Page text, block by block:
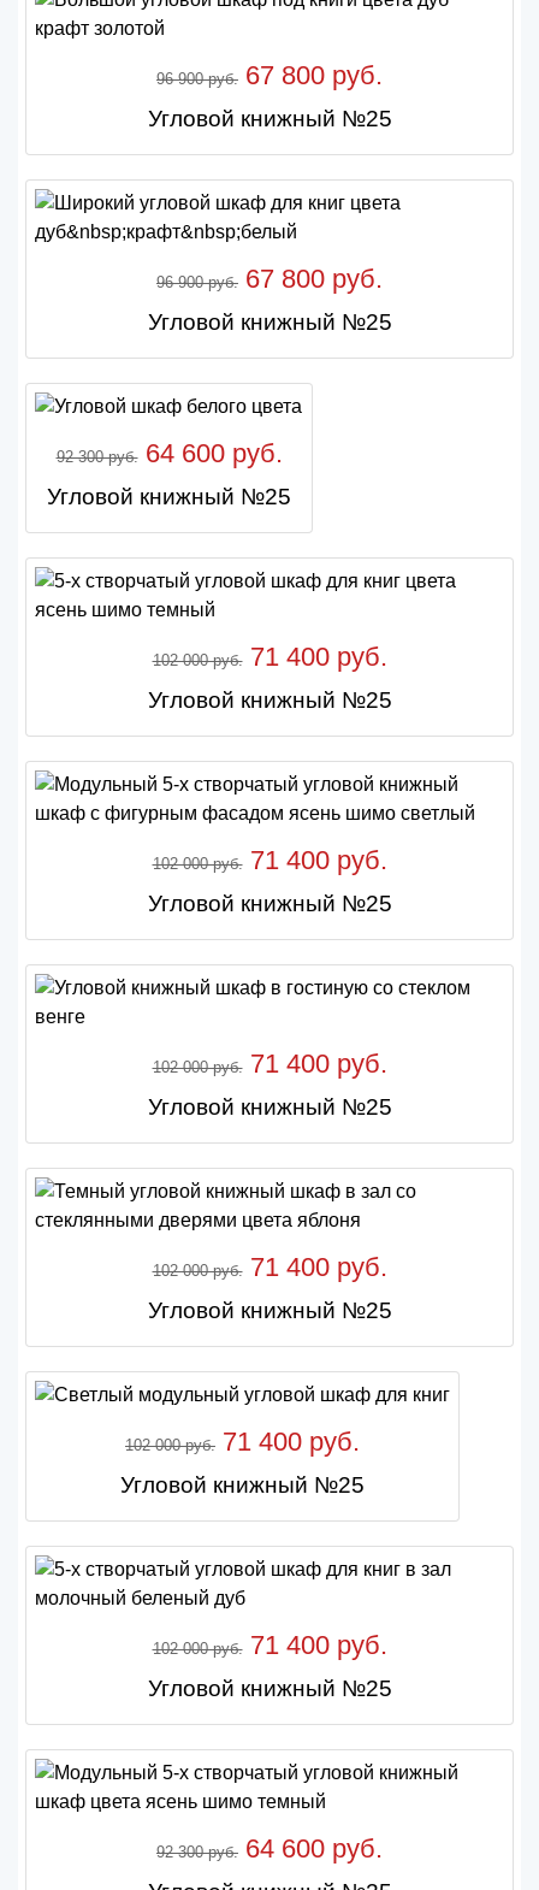
96 900 руб. 67 800 руб.
Угловой книжный №25
96 900 руб. 67 800 руб.
Угловой книжный №25
92 300 руб.64 600 руб.
Угловой книжный №25
102 000 руб.71 400 руб.
Угловой книжный №25
102 000 руб.71 400 руб.
Угловой книжный №25
102 000 руб.71 400 руб.
Угловой книжный №25
102 000 руб.71 400 руб.
Угловой книжный №25
102 000 руб. 71 400 руб.
Угловой книжный №25
102 000 руб.71 400 руб.
Угловой книжный №25
92 300 руб. 64 600 руб.